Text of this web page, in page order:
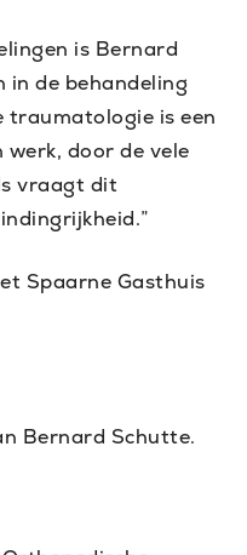
is Bernard
in de behandeling
traumatologie is een
door de vele
vraagt dit
Spaarne Gasthuis
Bernard Schutte.